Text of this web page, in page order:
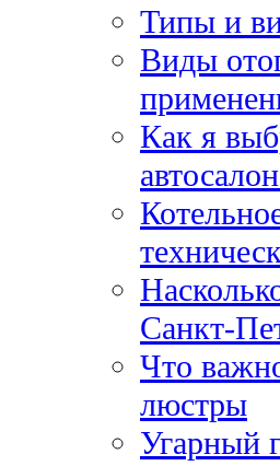
Типы и
Виды
Как я
Санкт-
Что
люстры
Угарный